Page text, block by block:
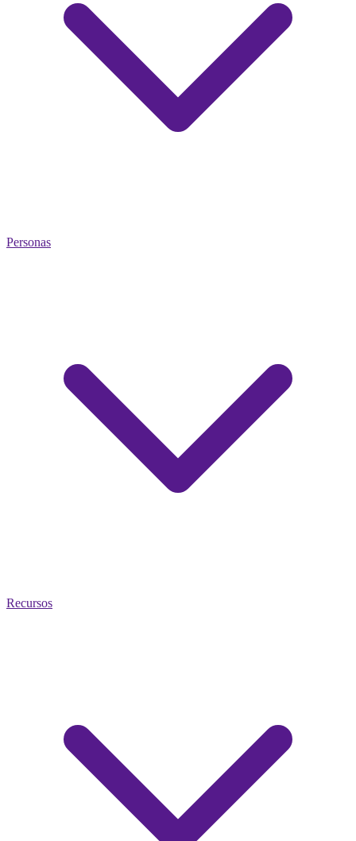
Personas
Recursos